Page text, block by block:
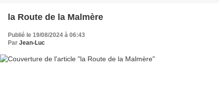
la Route de la Malmère
Publié le 19/08/2024 à 06:43
Par Jean-Luc